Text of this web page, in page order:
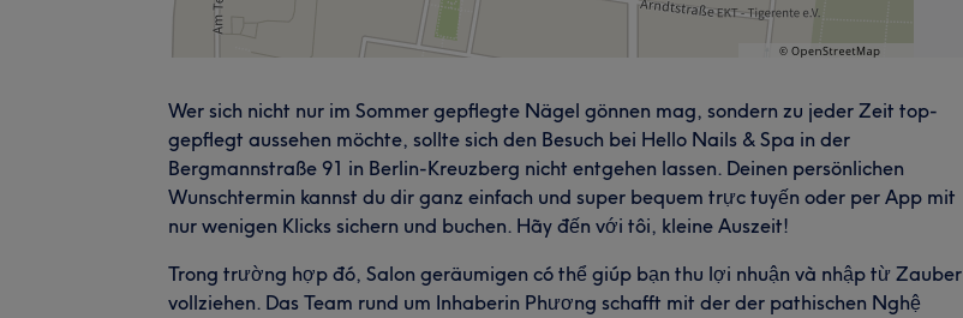
Wer sich nicht nur im Sommer gepflegte Nägel gönnen mag, sondern zu jeder Zeit top-
gepflegt aussehen möchte, sollte sich den Besuch bei Hello Nails & Spa in der
Bergmannstraße 91 in Berlin-Kreuzberg nicht entgehen lassen. Deinen persönlichen
Wunschtermin kannst du dir ganz einfach und super bequem trực tuyến oder per App mit
nur wenigen Klicks sichern und buchen. Hãy đến với tôi, kleine Auszeit!
Trong trường hợp đó, Salon geräumigen có thể giúp bạn thu lợi nhuận và nhập từ Zauber
vollziehen. Das Team rund um Inhaberin Phương schafft mit der der pathischen Nghệ